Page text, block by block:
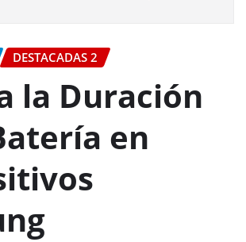
DESTACADAS 2
la Duración
en